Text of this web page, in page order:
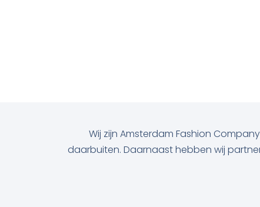
Wij zijn Amsterdam Fashion
daarbuiten. Daarnaast hebben wij